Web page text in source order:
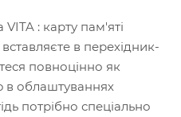
: карту пам'яті
в перехідник-
повноцінно як
в облаштуваннях
потрібно спеціально